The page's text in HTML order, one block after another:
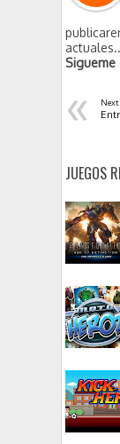
Sigueme
« Next
JUEGOS